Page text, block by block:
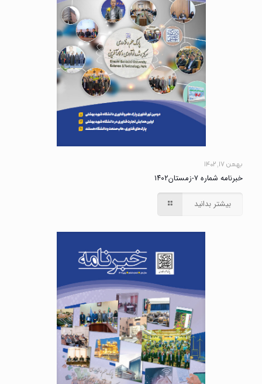
بهمن ۱۷, ۱۴۰۲
خبرنامه شماره ۷-زمستان۱۴۰۲
بیشتر بدانید